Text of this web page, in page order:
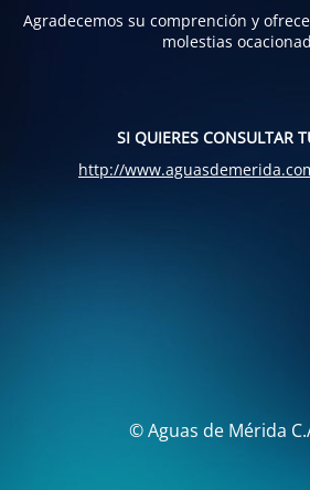
Agradecemos su comprención y
molestias
SI QUIERES CONSULTAR
http://
© Aguas de Mérida